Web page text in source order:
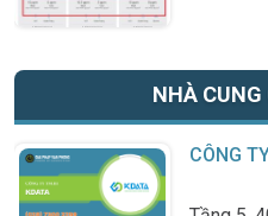
NHÀ CUNG
CÔNG